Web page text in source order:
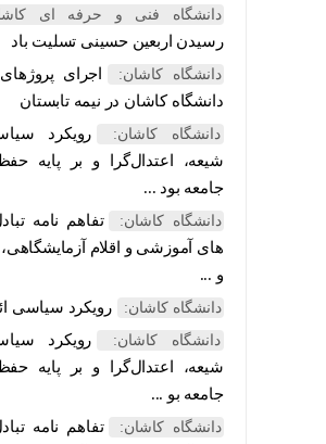
دانشگاه فنی و حرفه ای کاشان:
رسیدن اربعین حسینی تسلیت باد
دانشگاه کاشان: اجرای پروژهای
دانشگاه کاشان در نیمه تابستان
دانشگاه کاشان: رویکرد سیاسی
شیعه، اعتدال‌گرا و بر پایه حفظ
جامعه بود ...
دانشگاه کاشان: تفاهم نامه تبادل
های آموزشی و اقلام آزمایشگاهی،
دانشگاه کاشان: رویکرد سیاسی ائمه
دانشگاه کاشان: رویکرد سیاسی
شیعه، اعتدال‌گرا و بر پایه حفظ
جامعه بو ...
دانشگاه کاشان: تفاهم نامه تبادل